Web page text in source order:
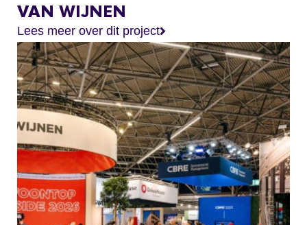
VAN WIJNEN
Lees meer over dit project